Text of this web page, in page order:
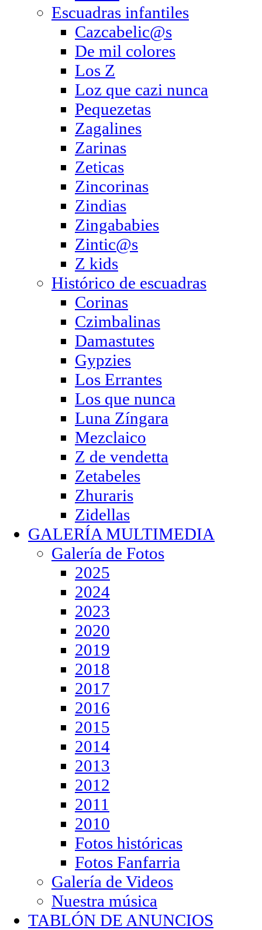
Escuadras infantiles
Cazcabelic@s
De mil colores
Los Z
Loz que cazi nunca
Pequezetas
Zagalines
Zarinas
Zeticas
Zincorinas
Zindias
Zingababies
Zintic@s
Z kids
Histórico de escuadras
Corinas
Czimbalinas
Damastutes
Gypzies
Los Errantes
Los que nunca
Luna Zíngara
Mezclaico
Z de vendetta
Zetabeles
Zhuraris
Zidellas
GALERÍA MULTIMEDIA
Galería de Fotos
2025
2024
2023
2020
2019
2018
2017
2016
2015
2014
2013
2012
2011
2010
Fotos históricas
Fotos Fanfarria
Galería de Videos
Nuestra música
TABLÓN DE ANUNCIOS